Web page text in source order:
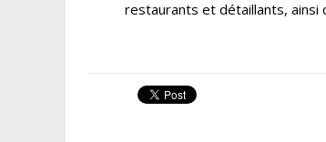
restaurants et détaillants, ainsi